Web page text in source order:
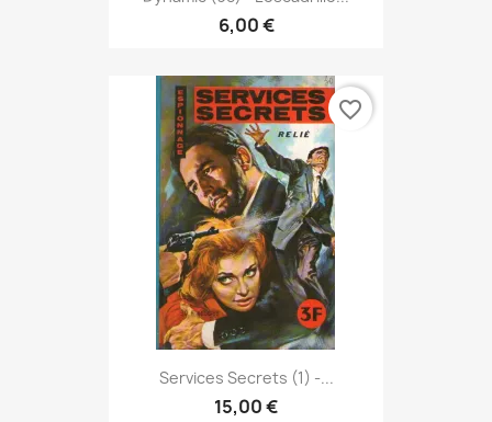
6,00 €
Services Secrets (1) -...
15,00 €
favorite_border